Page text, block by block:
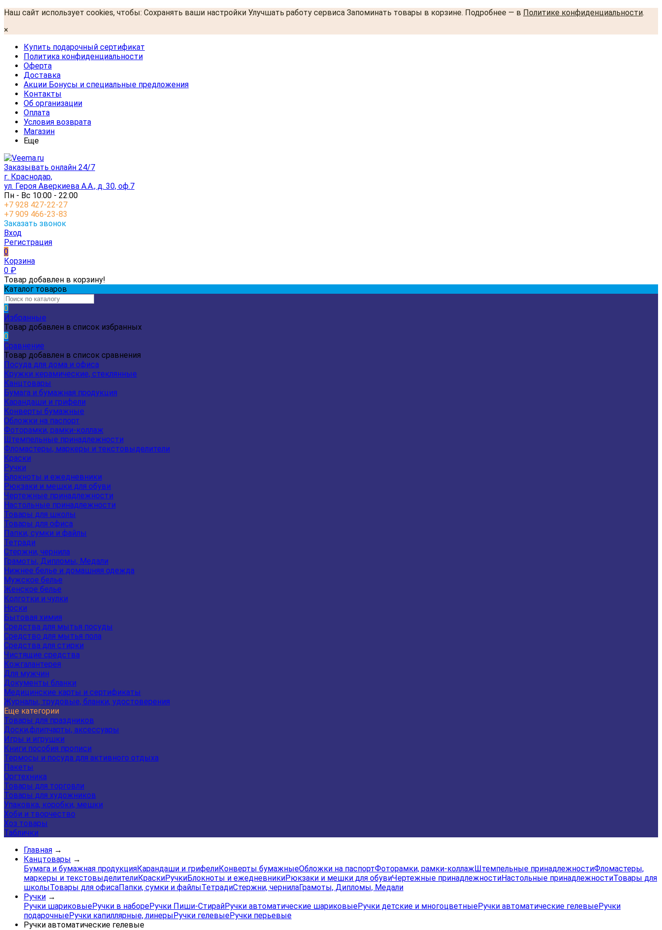
Наш сайт использует cookies, чтобы: Сохранять ваши настройки Улучшать работу сервиса Запоминать товары в корзине. Подробнее — в Политике конфиденциальности.
×
Купить подарочный сертификат
Политика конфиденциальности
Оферта
Доставка
Акции Бонусы и специальные предложения
Контакты
Об организации
Оплата
Условия возврата
Магазин
Еще
Заказывать онлайн 24/7
г. Краснодар,
ул. Героя Аверкиева А.А., д. 30, оф.7
Пн - Вс 10:00 - 22:00
+7 928 427-22-27
+7 909 466-23-83
Заказать звонок
Вход
Регистрация
0
Корзина
0 ₽
Товар добавлен в корзину!
Каталог товаров
0
Избранные
Товар добавлен в список избранных
0
Сравнение
Товар добавлен в список сравнения
Посуда для дома и офиса
Кружки керамические, стеклянные
Канцтовары
Бумага и бумажная продукция
Карандаши и грифели
Конверты бумажные
Обложки на паспорт
Фоторамки, рамки-коллаж
Штемпельные принадлежности
Фломастеры, маркеры и текстовыделители
Краски
Ручки
Блокноты и ежедневники
Рюкзаки и мешки для обуви
Чертежные принадлежности
Настольные принадлежности
Товары для школы
Товары для офиса
Папки, сумки и файлы
Тетради
Стержни, чернила
Грамоты, Дипломы, Медали
Нижнее белье и домашняя одежда
Мужское белье
Женское белье
Колготки и чулки
Носки
Бытовая химия
Средства для мытья посуды
Средство для мытья пола
Средства для стирки
Чистящие средства
Кожгалантерея
Для мужчин
Документы бланки
Медицинские карты и сертификаты
Журналы, трудовые, бланки, удостоверения
Еще категории
Товары для праздников
Доски,флипчарты, аксессуары
Игры и игрушки
Книги пособия прописи
Термосы и посуда для активного отдыха
Пакеты
Оргтехника
Товары для торговли
Товары для художников
Упаковка, коробки, мешки
Хоби и творчество
Хоз товары
Таблички
Главная →
Канцтовары →
Бумага и бумажная продукцияКарандаши и грифелиКонверты бумажныеОбложки на паспортФоторамки, рамки-коллажШтемпельные принадлежностиФломастеры,
маркеры и текстовыделителиКраскиРучкиБлокноты и ежедневникиРюкзаки и мешки для обувиЧертежные принадлежностиНастольные принадлежностиТовары для
школыТовары для офисаПапки, сумки и файлыТетрадиСтержни, чернилаГрамоты, Дипломы, Медали
Ручки →
Ручки шариковыеРучки в набореРучки Пиши-СтирайРучки автоматические шариковыеРучки детские и многоцветныеРучки автоматические гелевыеРучки
подарочныеРучки капиллярные, линерыРучки гелевыеРучки перьевые
Ручки автоматические гелевые